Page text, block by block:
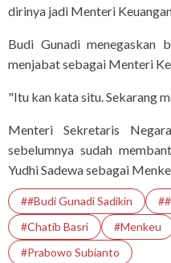
dirinya jadi Menteri
Budi Gunadi menegaskan
menjabat sebagai Menteri
"Itu kan kata situ. Sekarang
Menteri Sekretaris
sebelumnya sudah
Yudhi Sadewa sebagai
##Budi Gunadi Sadikin
#Chatib Basri
#Menkeu
#prabowo Subianto